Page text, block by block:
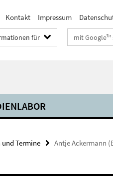
Kontakt Impressum
für Suchbegriffe
Termine
Antje Ackermann